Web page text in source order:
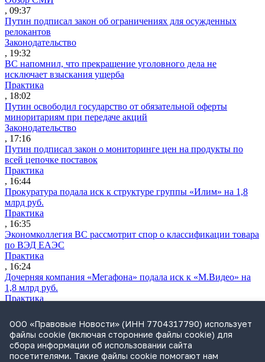
, 09:37
Путин подписал закон об ограничениях для осужденных
релокантов
Законодательство
, 19:32
ВС напомнил, что прекращение уголовного дела не
исключает взыскания ущерба
Практика
, 18:02
Путин освободил государство от обязательной оферты
миноритариям при передаче акций
Законодательство
, 17:16
Путин подписал закон о мониторинге цен на продукты по
всей цепочке поставок
Практика
, 16:44
Прокуратура подала иск к структуре группы «Илим» на 1,8
млрд руб.
Практика
, 16:35
Экономколлегия ВС рассмотрит спор о классификации товара
по ВЭД ЕАЭС
Практика
, 16:24
Дочерняя компания «Мегафона» подала иск к «М.Видео» на
1,8 млрд руб.
Практика
СИП проверит отмену патента на систему управления
устройствами после возражений «Яндекса»
Практика
, 15:17
ООО «Правовые Новости» (ИНН 7704317790) использует
файлы cookie (включая сторонние файлы cookie) для
сбора информации об использовании сайта
посетителями. Такие файлы cookie помогают нам